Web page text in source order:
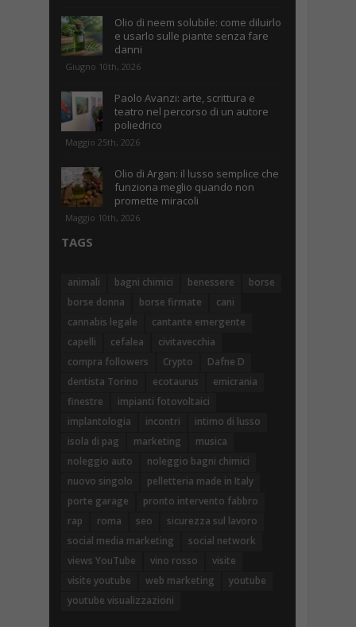
Olio di neem solubile: come diluirlo
e usarlo sulle piante senza fare
danni
Giugno 10th, 2026
Paolo Avanzi: arte, scrittura e
teatro nel percorso di un autore
poliedrico
Maggio 25th, 2026
Olio di Argan: il lusso semplice che
funziona meglio quando non
promette miracoli
Maggio 10th, 2026
TAGS
animali bagni chimici benessere
borse
borse donna
borse firmate
cani
cannabis legale
cantante emergente
capelli
cefalea
civitavecchia
compra followers
Crypto
Dafne D
dentista Torino
ecotaurus
emicrania
finestre
impianti fotovoltaici
implantologia
incontri
intimo di lusso
isola di pag
marketing
musica
noleggio auto
noleggio bagni chimici
nuovo singolo
pelletteria made in Italy
porte garage
pronto intervento fabbro
rap
roma seo
sicurezza sul lavoro
social media marketing
social network
views YouTube
vino rosso
visite
visite youtube
web marketing
youtube
youtube visualizzazioni